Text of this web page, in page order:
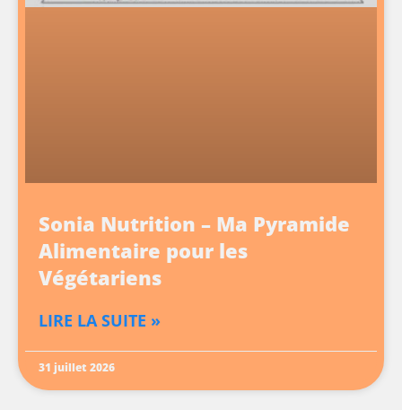
Sonia Nutrition – Ma Pyramide
Alimentaire pour les
Végétariens
LIRE LA SUITE »
31 juillet 2026